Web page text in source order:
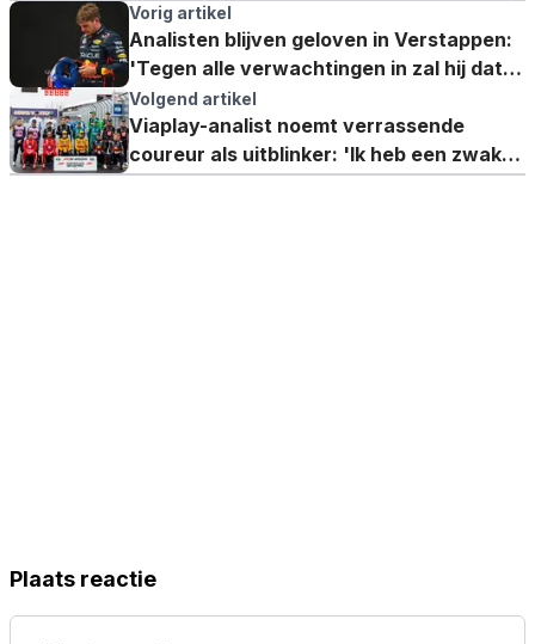
Vorig artikel
Analisten blijven geloven in Verstappen:
'Tegen alle verwachtingen in zal hij dat
voor elkaar krijgen'
Volgend artikel
Viaplay-analist noemt verrassende
coureur als uitblinker: 'Ik heb een zwak
voor hem'
Plaats reactie